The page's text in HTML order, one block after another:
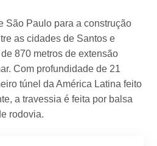
São Paulo para a construção
as cidades de Santos e
870 metros de extensão
Com profundidade de 21
túnel da América Latina feito
a travessia é feita por balsa
rodovia.